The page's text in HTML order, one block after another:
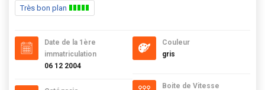
Très bon plan
Date de la 1ère
immatriculation
06 12 2004
Couleur
gris
Boite de Vitesse